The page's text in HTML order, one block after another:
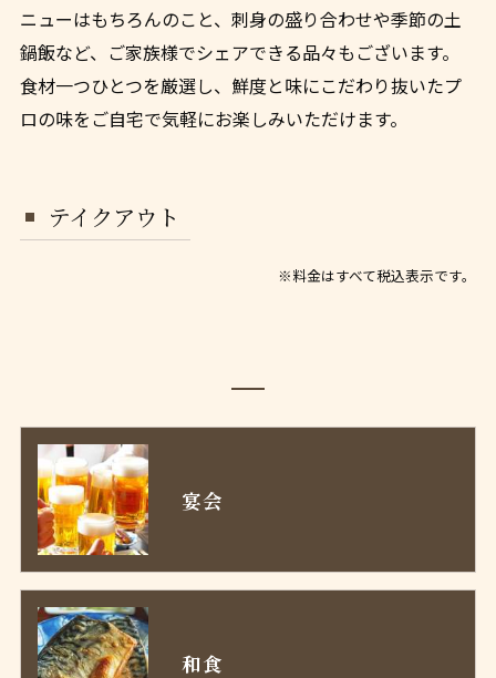
ニューはもちろんのこと、刺身の盛り合わせや季節の土
鍋飯など、ご家族様でシェアできる品々もございます。
食材一つひとつを厳選し、鮮度と味にこだわり抜いたプ
ロの味をご自宅で気軽にお楽しみいただけます。
テイクアウト
※料金はすべて税込表示です。
宴会
和食